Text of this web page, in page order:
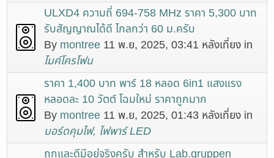
๊ULXD4 ความถี่ 694-758 MHz ราคา 5,300 บาท
รับสัญญาณได้ดี ไกลกว่า 60 ม.ครับ
By montree 11 พ.ย, 2025, 03:41 หลังเที่ยง in
ไมค์โครโฟน
ราคา 1,400 บาท พาร์ 18 หลอด 6in1 แสงแรง
หลอดละ 10 วัตต์ โฉมใหม่ ราคาถูกมาก
By montree 11 พ.ย, 2025, 01:43 หลังเที่ยง in
บอร์ดคุมไฟ, ไฟพาร์ LED
ถูกและดีมีอยู่จริงครับ สำหรับ Lab.gruppen